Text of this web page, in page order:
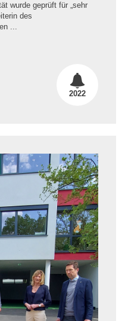
wurde geprüft für „sehr
des
...
2022